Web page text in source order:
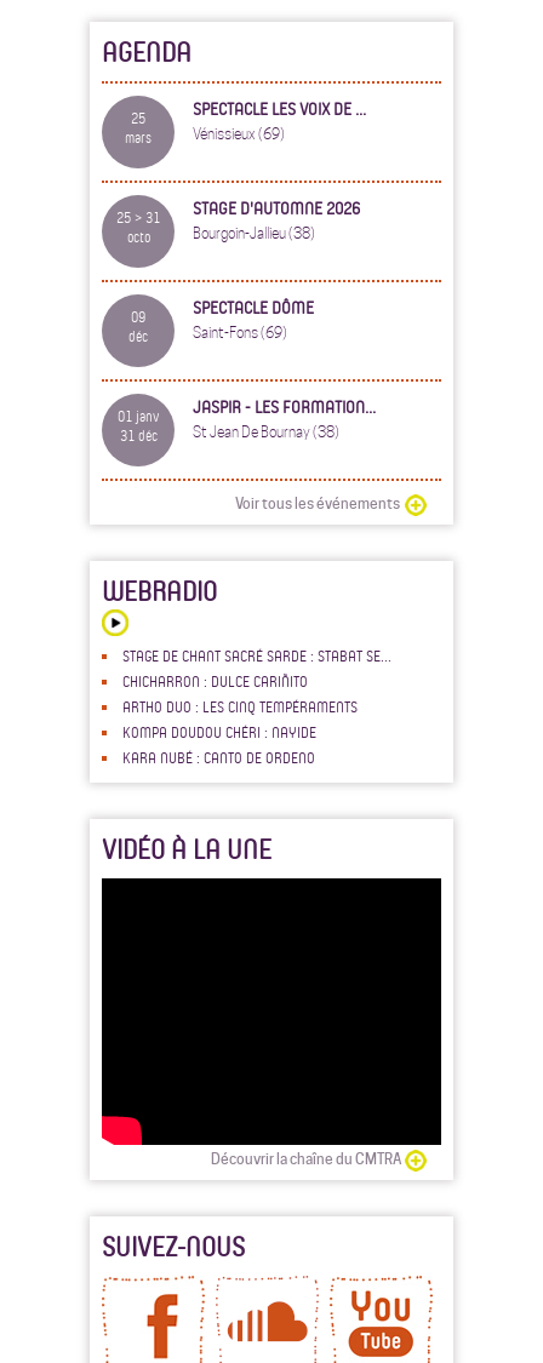
AGENDA
25
mars
SPECTACLE LES VOIX DE ...
Vénissieux (69)
25 > 31
octo
STAGE D'AUTOMNE 2026
Bourgoin-Jallieu (38)
09
déc
SPECTACLE DÔME
Saint-Fons (69)
01 janv
31 déc
JASPIR - LES FORMATION...
St Jean De Bournay (38)
Voir tous les événements
WEBRADIO
STAGE DE CHANT SACRÉ SARDE : STABAT SE...
CHICHARRON : DULCE CARIÑITO
ARTHO DUO : LES CINQ TEMPÉRAMENTS
KOMPA DOUDOU CHÉRI : NAYIDE
KARA NUBÉ : CANTO DE ORDENO
VIDÉO À LA UNE
Découvrir la chaîne du CMTRA
SUIVEZ-NOUS